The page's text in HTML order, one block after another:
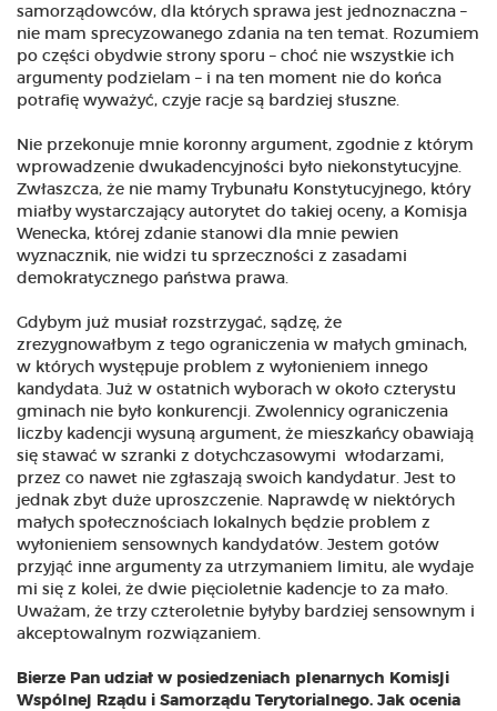
samorządowców, dla których sprawa jest jednoznaczna –
nie mam sprecyzowanego zdania na ten temat. Rozumiem
po części obydwie strony sporu – choć nie wszystkie ich
argumenty podzielam – i na ten moment nie do końca
potrafię wyważyć, czyje racje są bardziej słuszne.
Nie przekonuje mnie koronny argument, zgodnie z którym
wprowadzenie dwukadencyjności było niekonstytucyjne.
Zwłaszcza, że nie mamy Trybunału Konstytucyjnego, który
miałby wystarczający autorytet do takiej oceny, a Komisja
Wenecka, której zdanie stanowi dla mnie pewien
wyznacznik, nie widzi tu sprzeczności z zasadami
demokratycznego państwa prawa.
Gdybym już musiał rozstrzygać, sądzę, że
zrezygnowałbym z tego ograniczenia w małych gminach,
w których występuje problem z wyłonieniem innego
kandydata. Już w ostatnich wyborach w około czterystu
gminach nie było konkurencji. Zwolennicy ograniczenia
liczby kadencji wysuną argument, że mieszkańcy obawiają
się stawać w szranki z dotychczasowymi włodarzami,
przez co nawet nie zgłaszają swoich kandydatur. Jest to
jednak zbyt duże uproszczenie. Naprawdę w niektórych
małych społecznościach lokalnych będzie problem z
wyłonieniem sensownych kandydatów. Jestem gotów
przyjąć inne argumenty za utrzymaniem limitu, ale wydaje
mi się z kolei, że dwie pięcioletnie kadencje to za mało.
Uważam, że trzy czteroletnie byłyby bardziej sensownym i
akceptowalnym rozwiązaniem.
Bierze Pan udział w posiedzeniach plenarnych Komisji
Wspólnej Rządu i Samorządu Terytorialnego. Jak ocenia